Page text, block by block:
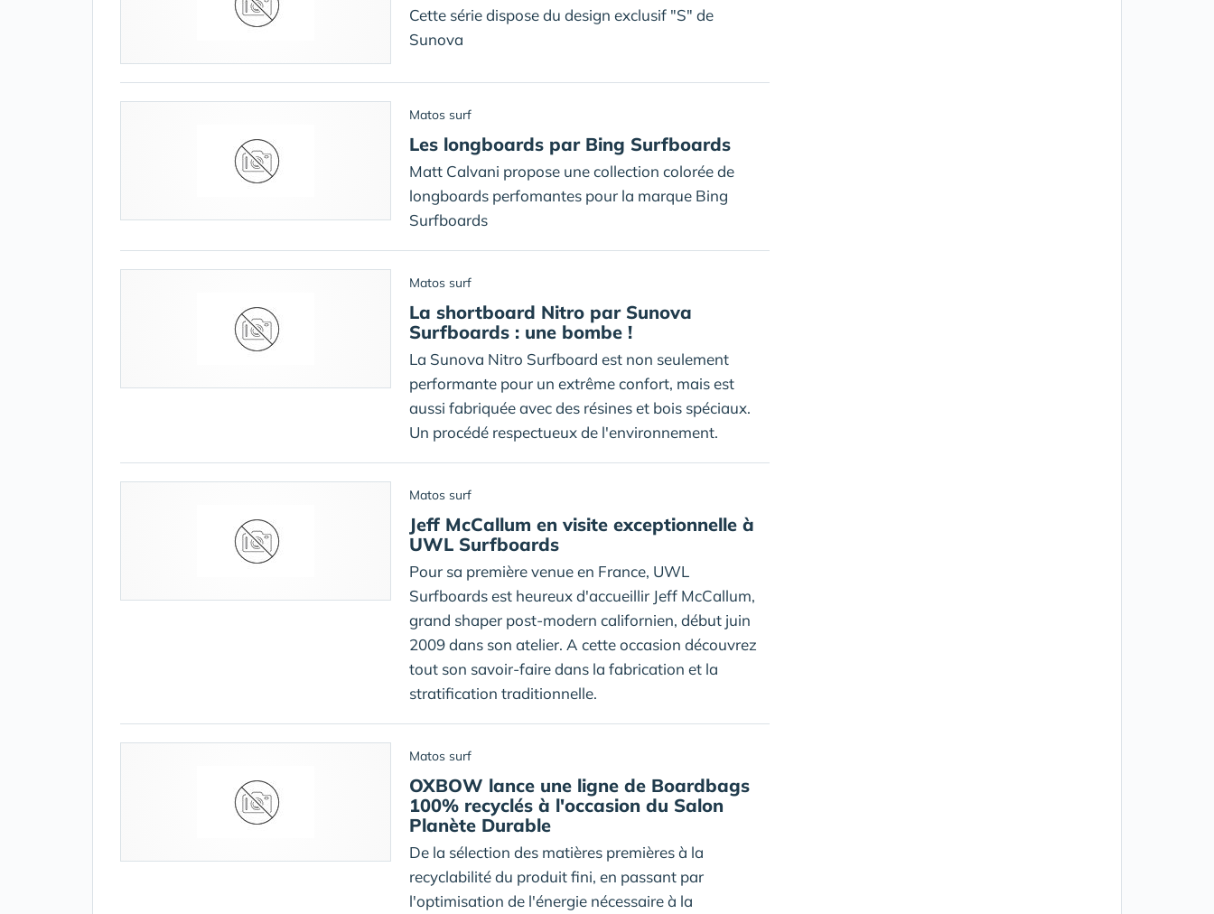
Cette série dispose du design exclusif "S" de
Sunova
Matos surf
Les longboards par Bing Surfboards
Matt Calvani propose une collection colorée de
longboards perfomantes pour la marque Bing
Surfboards
Matos surf
La shortboard Nitro par Sunova
Surfboards : une bombe !
La Sunova Nitro Surfboard est non seulement
performante pour un extrême confort, mais est
aussi fabriquée avec des résines et bois spéciaux.
Un procédé respectueux de l'environnement.
Matos surf
Jeff McCallum en visite exceptionnelle à
UWL Surfboards
Pour sa première venue en France, UWL
Surfboards est heureux d'accueillir Jeff McCallum,
grand shaper post-modern californien, début juin
2009 dans son atelier. A cette occasion découvrez
tout son savoir-faire dans la fabrication et la
stratification traditionnelle.
Matos surf
OXBOW lance une ligne de Boardbags
100% recyclés à l'occasion du Salon
Planète Durable
De la sélection des matières premières à la
recyclabilité du produit fini, en passant par
l'optimisation de l'énergie nécessaire à la